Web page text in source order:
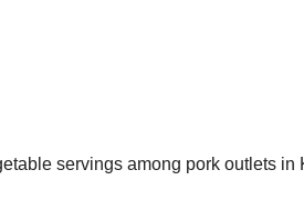
servings among pork outlets in